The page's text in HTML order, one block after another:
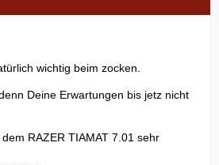
wichtig beim zocken.
Deine Erwartungen bis jetz nicht
RAZER TIAMAT 7.01 sehr